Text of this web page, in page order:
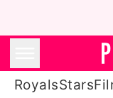
RoyalsStars